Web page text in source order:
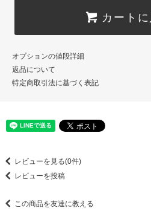
カート
オプションの値段詳細
返品について
特定商取引法に基づく表記
レビューを見る(0件)
レビューを投稿
この商品を友達に教える